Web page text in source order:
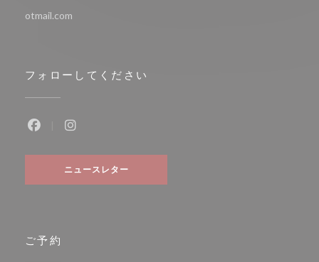
otmail.com
フォローしてください
ニュースレター
ご予約